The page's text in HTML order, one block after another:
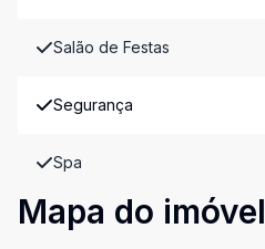
Salão de Festas
Segurança
Spa
Mapa do imóvel